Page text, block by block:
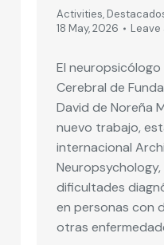
Activities,
18 May, 2026
El
Cerebral de
David de Noreña
nuevo trabajo,
internacional
Neuropsychology,
dificultades
en personas con
otras